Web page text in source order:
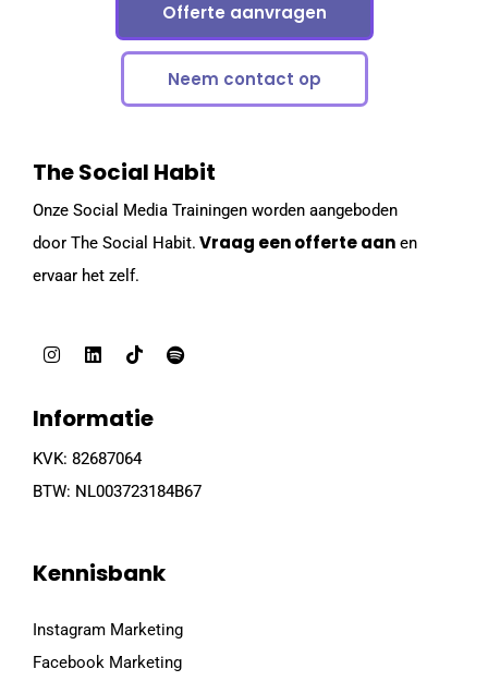
Offerte aanvragen
Neem contact op
The Social Habit
Onze Social Media Trainingen worden aangeboden
door The Social Habit. Vraag een offerte aan en
ervaar het zelf.
Informatie
KVK: 82687064
BTW: NL003723184B67
Kennisbank
Instagram Marketing
Facebook Marketing